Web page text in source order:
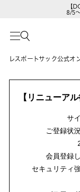
【
8/5
レスポートサック公式オ
【リニューア
サ
ご登録状
会員登録
セキュリティ